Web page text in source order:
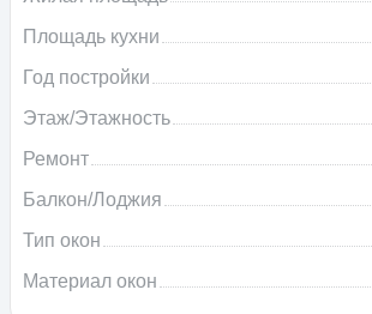
Площадь кухни
Год постройки
Этаж/Этажность
Ремонт
Балкон/Лоджия
Тип окон
Материал окон